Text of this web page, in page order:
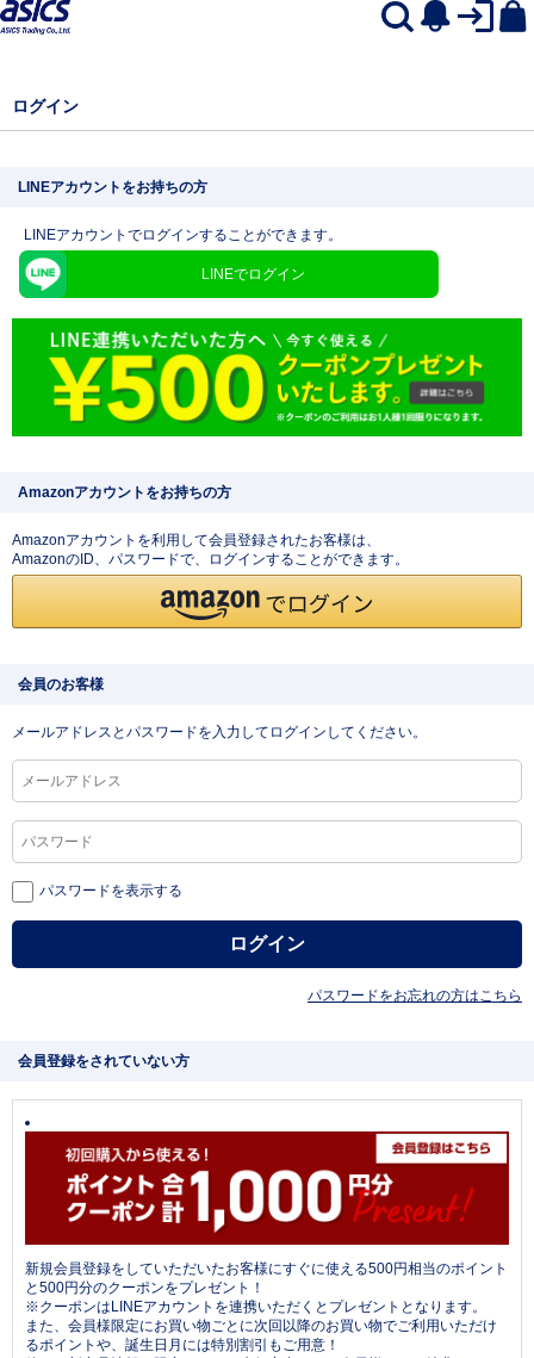
ログイン
LINEアカウントをお持ちの方
LINEアカウントでログインすることができます。
LINEでログイン
Amazonアカウントをお持ちの方
Amazonアカウントを利用して会員登録されたお客様は、
AmazonのID、パスワードで、ログインすることができます。
会員のお客様
メールアドレスとパスワードを入力してログインしてください。
パスワードを表示する
パスワードをお忘れの方はこちら
会員登録をされていない方
新規会員登録をしていただいたお客様にすぐに使える500円相当のポイント
と500円分のクーポンをプレゼント！
※クーポンはLINEアカウントを連携いただくとプレゼントとなります。
また、会員様限定にお買い物ごとに次回以降のお買い物でご利用いただけ
るポイントや、誕生日月には特別割引もご用意！